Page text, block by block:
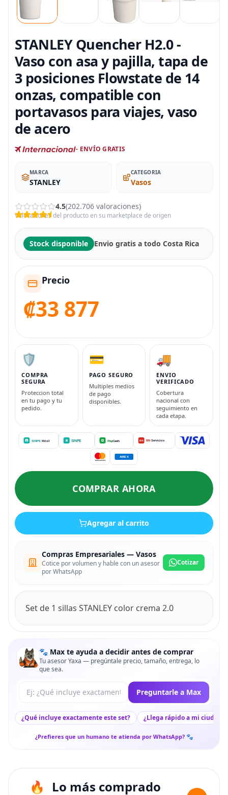
STANLEY Quencher H2.0 -
Vaso con asa y pajilla, tapa de
3 posiciones Flowstate de 14
onzas, compatible con
portavasos para viajes, vaso
de acero
- ENVÍO GRATIS
MARCA
STANLEY
CATEGORIA
Vasos
4.5(202.706 valoraciones)
Valoraciones del producto en su marketplace de origen
Stock disponible Envio gratis a todo Costa Rica
Precio
₡33 877
🛡️
COMPRA
SEGURA
Proteccion total
en tu pago y tu
pedido.
💳
PAGO SEGURO
Multiples medios
de pago
disponibles.
🚚
ENVIO
VERIFICADO
Cobertura
nacional con
seguimiento en
cada etapa.
COMPRAR AHORA
Agregar al carrito
Compras Empresariales — Vasos
Cotice por volumen y hable con un asesor
por WhatsApp
Cotizar
Set de 1 sillas STANLEY color crema 2.0
🐾 Max te ayuda a decidir antes de comprar
Tu asesor Yaxa — pregúntale precio, tamaño, entrega, lo
que sea.
Tu pregunta a Max Preguntarle a Max
¿Qué incluye exactamente este set? ¿Llega rápido a mi ciudad?
¿Prefieres que un humano te atienda por WhatsApp? 🐾
Lo más comprado